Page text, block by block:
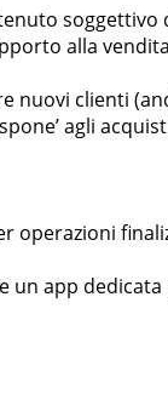
alla
nuovi clienti
agli
operazioni
un app